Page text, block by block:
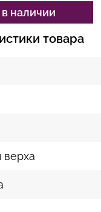
наличии
товара